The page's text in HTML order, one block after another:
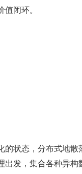
闭环。
的状态，分布式地
出发，集合各种异